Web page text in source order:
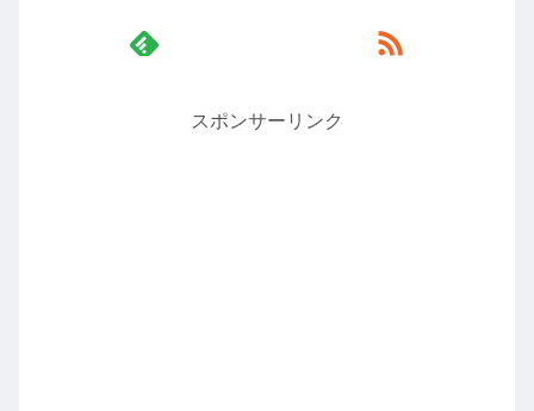
スポンサーリンク